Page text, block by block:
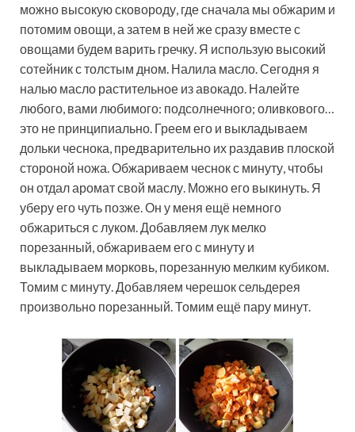
можно высокую сковороду, где сначала мы обжарим и
потомим овощи, а затем в ней же сразу вместе с
овощами будем варить гречку. Я использую высокий
сотейник с толстым дном. Налила масло. Сегодня я
налью масло растительное из авокадо. Налейте
любого, вами любимого: подсолнечного; оливкового…
это не принципиально. Греем его и выкладываем
дольки чеснока, предварительно их раздавив плоской
стороной ножа. Обжариваем чеснок с минуту, чтобы
он отдал аромат свой маслу. Можно его выкинуть. Я
уберу его чуть позже. Он у меня ещё немного
обжариться с луком. Добавляем лук мелко
порезанный, обжариваем его с минуту и
выкладываем морковь, порезанную мелким кубиком.
Томим с минуту. Добавляем черешок сельдерея
произвольно порезанный. Томим ещё пару минут.